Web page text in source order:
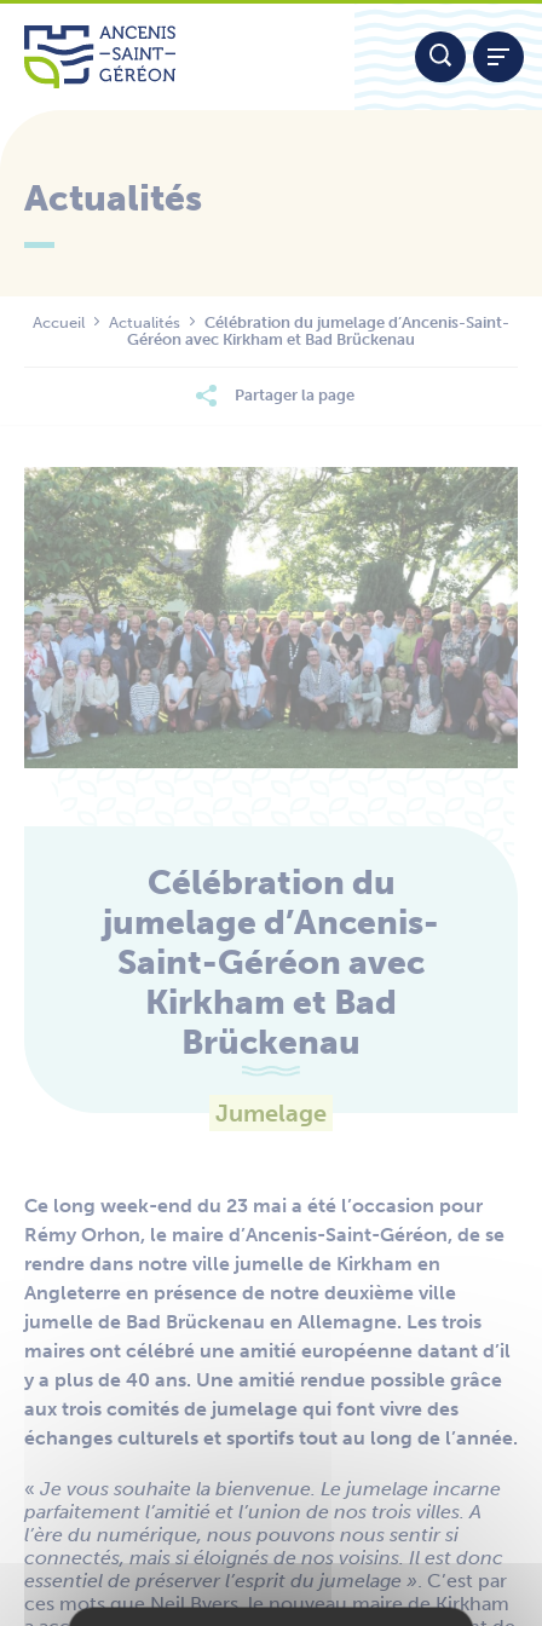
Aller
contenu
Actualités
Accueil Actualités
Célébration du jumelage d’Ancenis-Saint-
Géréon avec Kirkham et Bad Brückenau
Partager la page
Célébration du
jumelage d’Ancenis-
Saint-Géréon avec
Kirkham et Bad
Brückenau
Jumelage
Ce long week-end du 23 mai a été l’occasion pour
Rémy Orhon, le maire d’Ancenis-Saint-Géréon, de se
rendre dans notre ville jumelle de Kirkham en
Angleterre en présence de notre deuxième ville
jumelle de Bad Brückenau en Allemagne. Les trois
maires ont célébré une amitié européenne datant d’il
y a plus de 40 ans. Une amitié rendue possible grâce
aux trois comités de jumelage qui font vivre des
échanges culturels et sportifs tout au long de l’année.
« Je vous souhaite la bienvenue. Le jumelage incarne
parfaitement l’amitié et l’union de nos trois villes. A
l’ère du numérique, nous pouvons nous sentir si
connectés, mais si éloignés de nos voisins. Il est donc
essentiel de préserver l’esprit du jumelage ». C’est par
ces mots que Neil Byers, le nouveau maire de Kirkham
Panneau de gestion des cookies